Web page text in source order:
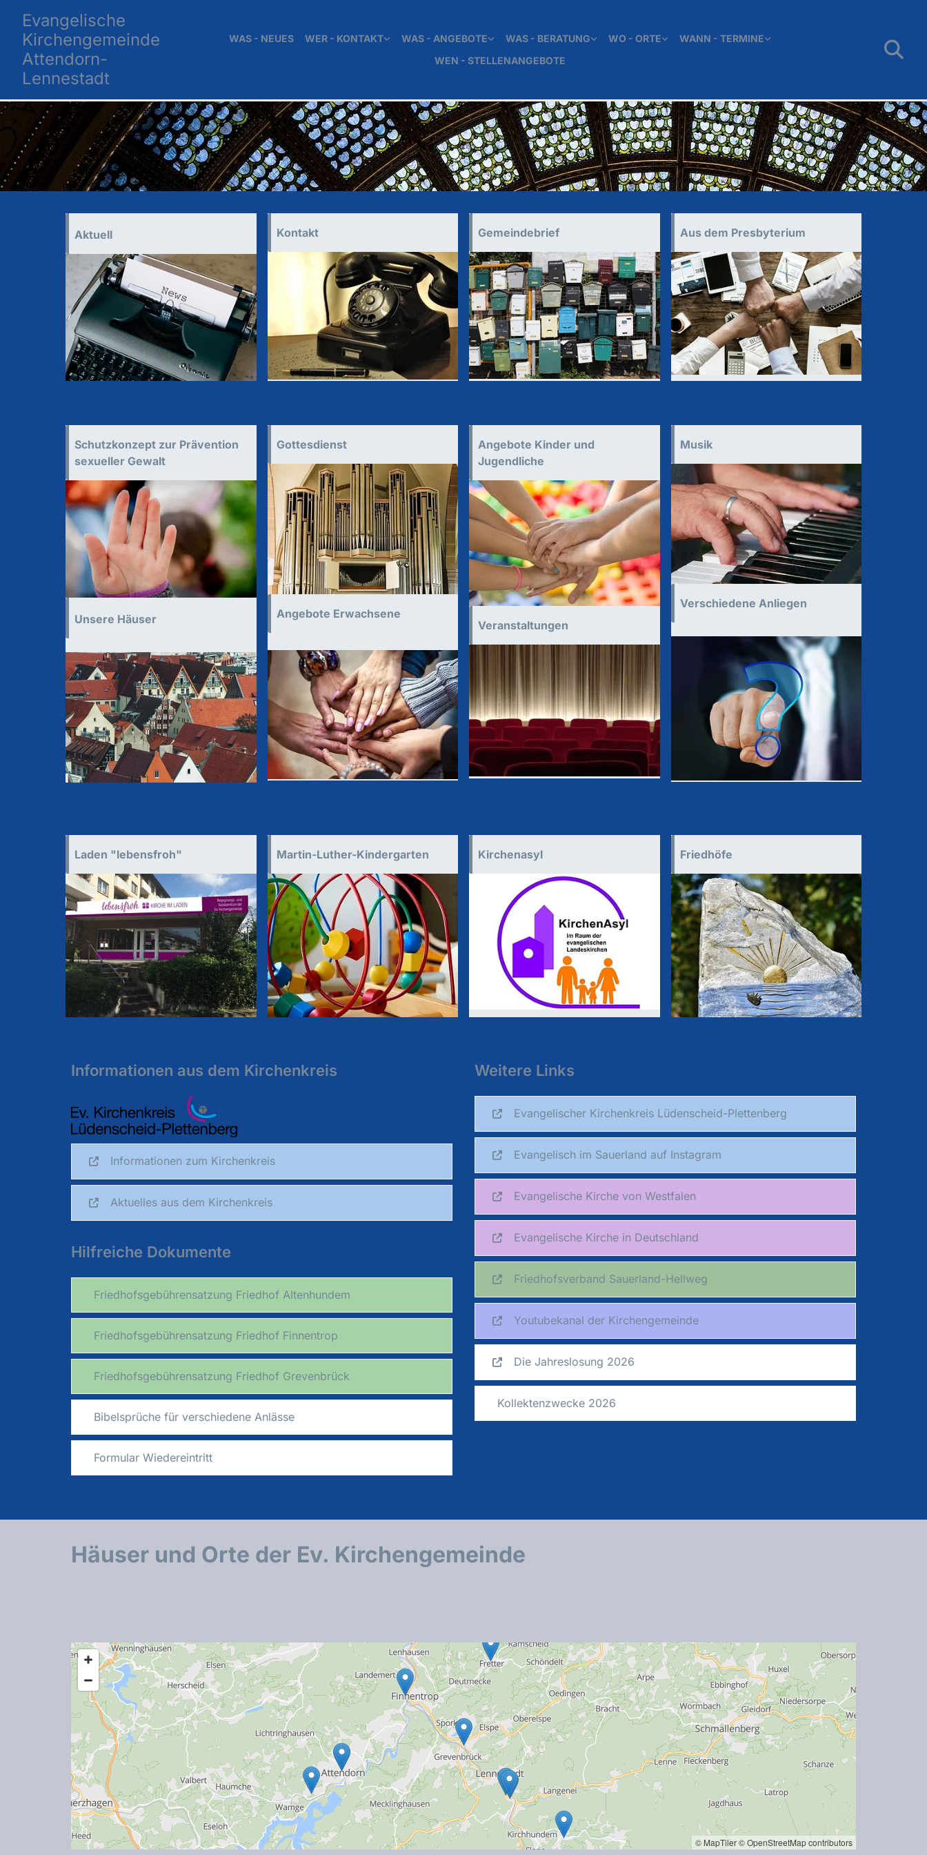
Evangelische
Kirchengemeinde
Attendorn-
Lennestadt
WAS - NEUES WER - KONTAKT WAS - ANGEBOTE WAS - BERATUNG WO - ORTE
WANN - TERMINE
WEN - STELLENANGEBOTE
Aktuell Kontakt Gemeindebrief Aus dem Presbyterium
Schutzkonzept zur Prävention
sexueller Gewalt
Unsere Häuser
Gottesdienst
Angebote Erwachsene
Angebote Kinder und
Jugendliche
Veranstaltungen
Musik
Verschiedene Anliegen
Laden "lebensfroh" Martin-Luther-Kindergarten Kirchenasyl Friedhöfe
Informationen aus dem Kirchenkreis
Informationen zum Kirchenkreis
Aktuelles aus dem Kirchenkreis
Hilfreiche Dokumente
Friedhofsgebührensatzung Friedhof Altenhundem
Friedhofsgebührensatzung Friedhof Finnentrop
Friedhofsgebührensatzung Friedhof Grevenbrück
Bibelsprüche für verschiedene Anlässe
Formular Wiedereintritt
Weitere Links
Evangelischer Kirchenkreis Lüdenscheid-Plettenberg
Evangelisch im Sauerland auf Instagram
Evangelische Kirche von Westfalen
Evangelische Kirche in Deutschland
Friedhofsverband Sauerland-Hellweg
Youtubekanal der Kirchengemeinde
Die Jahreslosung 2026
Kollektenzwecke 2026
Häuser und Orte der Ev. Kirchengemeinde
© MapTiler© OpenStreetMap contributors